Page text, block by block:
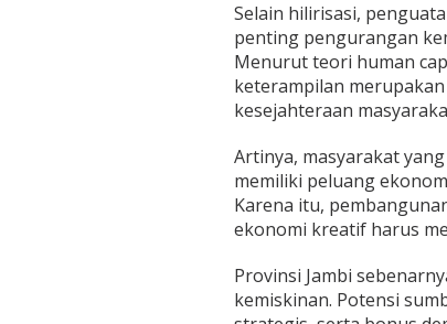
Selain hilirisasi,
penting pengurangan
Menurut teori human
keterampilan
kesejahteraan
Artinya, masyarakat
memiliki peluang
Karena itu,
ekonomi kreatif harus
Provinsi Jambi
kemiskinan. Potensi